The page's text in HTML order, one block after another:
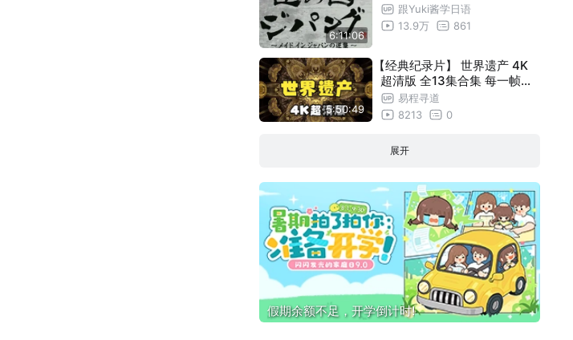
阿尔贝罗贝洛的特鲁洛建筑
卡奈马国家公园
卡拉克穆尔的古代玛雅城市和热带森林 24:55
萨雅克大草原与群湖 24:55
塞伦盖蒂国家公园
放送20周年特别节目 庞大帝国的首都 罗
马Ⅱ
撒马尔罕城 24:55
英国泰晤士河之旅 24:55
塞卢斯禁猎区 24:55
要塞城市昆卡 24:55
通艾-会卡肯野生生物保护区 24:55
严岛神社 24:55
6:11:06
跟Yuki酱学日语
13.9万
861
5:50:49
【经典纪录片】 世界遗产 4K
超清版 全13集合集 每一帧都
可以做壁纸
易程寻道
8213
0
展开
假期余额不足，开学倒计时!